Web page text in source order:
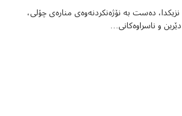
نزیکدا، دەست بە نۆژەنکردنەوەی منارەی چۆلی،
و ناسراوەکانی…